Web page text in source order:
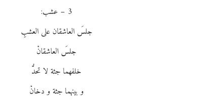
3 – عشب:
جلسَ العاشقان على العشبِ
جلسَ العاشقانْ
خلفهما جثة لا تحدُّ
و بينهما جثة و دخانْ